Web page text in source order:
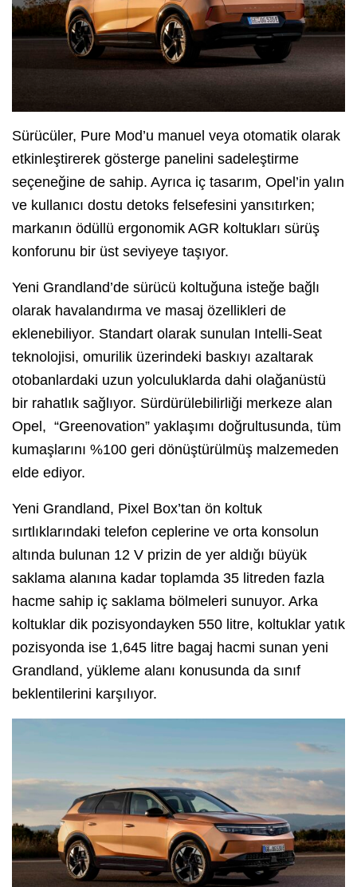
Sürücüler, Pure Mod’u manuel veya otomatik olarak
etkinleştirerek gösterge panelini sadeleştirme
seçeneğine de sahip. Ayrıca iç tasarım, Opel’in yalın
ve kullanıcı dostu detoks felsefesini yansıtırken;
markanın ödüllü ergonomik AGR koltukları sürüş
konforunu bir üst seviyeye taşıyor.
Yeni Grandland’de sürücü koltuğuna isteğe bağlı
olarak havalandırma ve masaj özellikleri de
eklenebiliyor. Standart olarak sunulan Intelli-Seat
teknolojisi, omurilik üzerindeki baskıyı azaltarak
otobanlardaki uzun yolculuklarda dahi olağanüstü
bir rahatlık sağlıyor. Sürdürülebilirliği merkeze alan
Opel, “Greenovation” yaklaşımı doğrultusunda, tüm
kumaşlarını %100 geri dönüştürülmüş malzemeden
elde ediyor.
Yeni Grandland, Pixel Box’tan ön koltuk
sırtlıklarındaki telefon ceplerine ve orta konsolun
altında bulunan 12 V prizin de yer aldığı büyük
saklama alanına kadar toplamda 35 litreden fazla
hacme sahip iç saklama bölmeleri sunuyor. Arka
koltuklar dik pozisyondayken 550 litre, koltuklar yatık
pozisyonda ise 1,645 litre bagaj hacmi sunan yeni
Grandland, yükleme alanı konusunda da sınıf
beklentilerini karşılıyor.